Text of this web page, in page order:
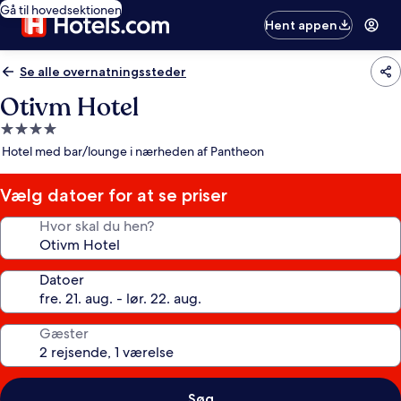
Gå til hovedsektionen
Hent appen
Se alle overnatningssteder
Otivm Hotel
4.0-
stjernet
Hotel med bar/lounge i nærheden af Pantheon
Vælg datoer for at se priser
Hvor skal du hen?
Datoer
Gæster